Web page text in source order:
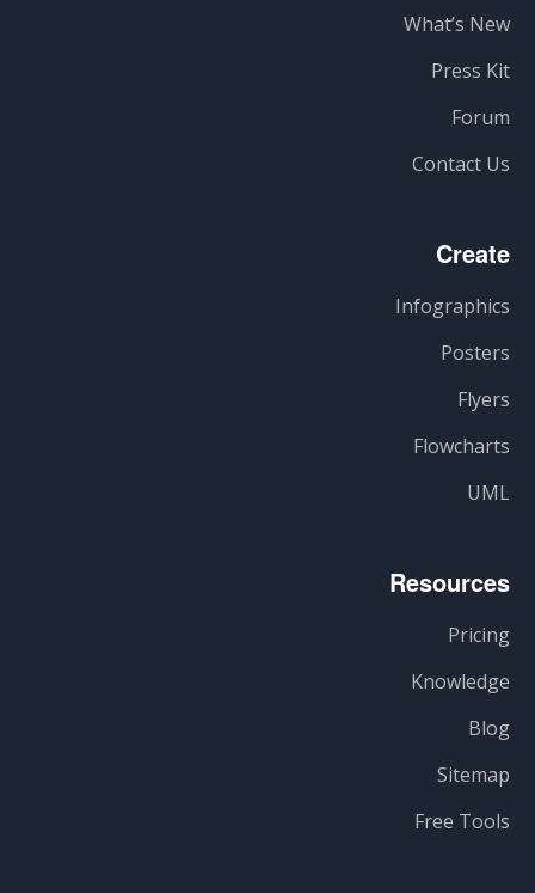
What’s New
Press Kit
Forum
Contact Us
Create
Infographics
Posters
Flyers
Flowcharts
UML
Resources
Pricing
Knowledge
Blog
Sitemap
Free Tools